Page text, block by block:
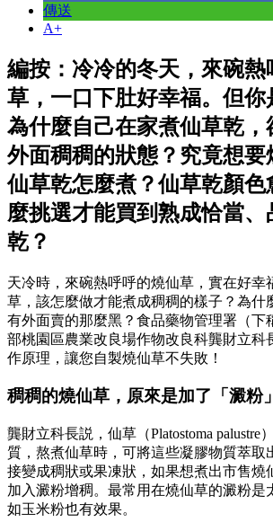
傳送
A+
編按：冷冷的冬天，來碗熱
草，一口下肚好幸福。但你
為什麼自己在家煮仙草乾，
外面稠稠的狀態？究竟想要
仙草乾怎麼煮？仙草乾顏色
麼挑選才能買到熟成恰當
乾？
天冷時，來碗熱呼呼的燒仙草，實在好幸
草，該怎麼做才能煮成稠稠的樣子？為什
有外面賣的那麼黑？食品藥物管理署（下
部桃園區農業改良場作物改良科龔財立科
作原理，讓您自製燒仙草不失敗！
稠稠的燒仙草，原來是加了「澱粉」
龔財立科長説，仙草（Platostoma palustre
質，熬煮仙草時，可將這些凝膠物質萃取
接變成稠狀或果凍狀，如果想煮出市售燒
加入澱粉增稠。最常用在燒仙草的澱粉是
如玉米粉也有效果。